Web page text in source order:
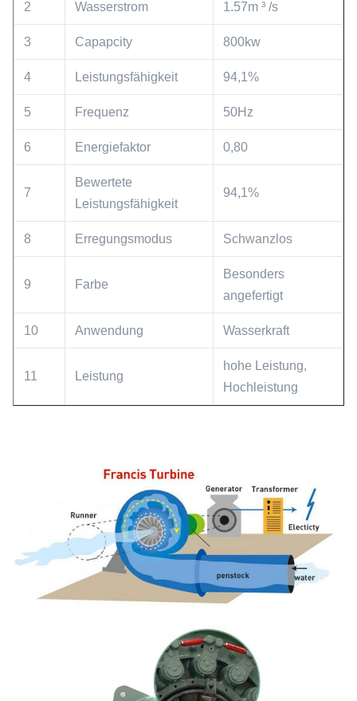
2 Wasserstrom 1.57m ³ /s
3 Capapcity 800kw
4 Leistungsfähigkeit 94,1%
5 Frequenz 50Hz
6 Energiefaktor 0,80
7
Bewertete
Leistungsfähigkeit
94,1%
8 Erregungsmodus Schwanzlos
9 Farbe
Besonders
angefertigt
10 Anwendung Wasserkraft
11 Leistung
hohe Leistung,
Hochleistung